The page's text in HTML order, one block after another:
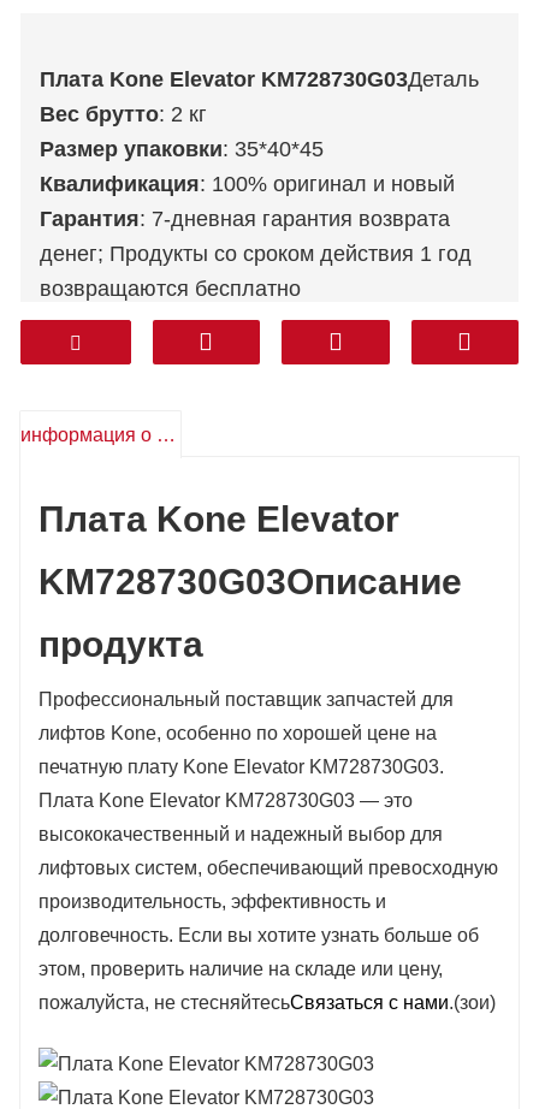
Плата Kone Elevator KM728730G03Деталь
Вес брутто: 2 кг
Размер упаковки: 35*40*45
Квалификация: 100% оригинал и новый
Гарантия: 7-дневная гарантия возврата
денег; Продукты со сроком действия 1 год
возвращаются бесплатно
Послепродажное обслуживание:
Техническая поддержка, бесплатные
Транспорт
Азия, Ближний Восток (КСА, ОАЭ, Катар и т.
д.), Южная Америка, Чили, Мексика.
информация о продукте
Плата Kone Elevator
KM728730G03Описание
продукта
Профессиональный поставщик запчастей для
лифтов Kone, особенно по хорошей цене на
печатную плату Kone Elevator KM728730G03.
Плата Kone Elevator KM728730G03 — это
высококачественный и надежный выбор для
лифтовых систем, обеспечивающий превосходную
производительность, эффективность и
долговечность. Если вы хотите узнать больше об
этом, проверить наличие на складе или цену,
пожалуйста, не стесняйтесьСвязаться с нами.(зои)